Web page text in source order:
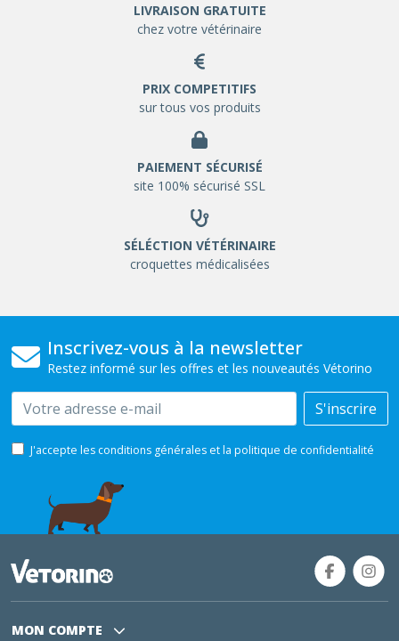
LIVRAISON GRATUITE
chez votre vétérinaire
PRIX COMPETITIFS
sur tous vos produits
PAIEMENT SÉCURISÉ
site 100% sécurisé SSL
SÉLÉCTION VÉTÉRINAIRE
croquettes médicalisées
Inscrivez-vous à la newsletter
Restez informé sur les offres et les nouveautés Vétorino
Email S'inscrire
J'accepte les conditions générales et la politique de confidentialité
MON COMPTE